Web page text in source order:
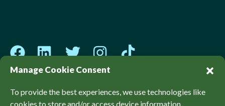
Manage Cookie Consent
To provide the best experiences, we use technologies like
cookies to store and/or access device information.